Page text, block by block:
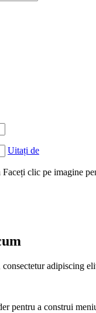
Uitați de
Faceți clic pe imagine
adipiscing
pentru a construi